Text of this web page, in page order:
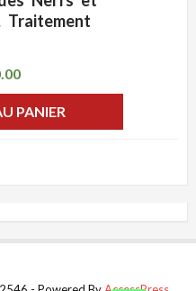
Traitement
PANIER